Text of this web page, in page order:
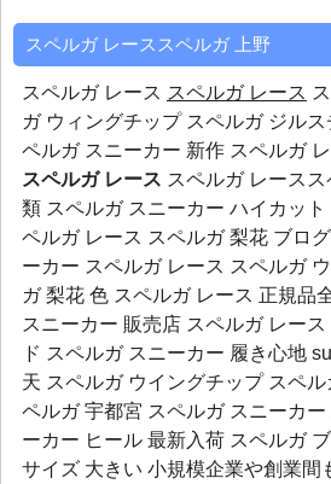
スペルガ レーススペルガ 上野
スペルガ レース スペルガ レース
ガ ウィングチップ スペルガ ジル
ペルガ スニーカー 新作 スペルガ
スペルガ レース スペルガ レース
類 スペルガ スニーカー ハイカッ
ペルガ レース スペルガ 梨花 ブロ
ーカー スペルガ レース スペルガ
ガ 梨花 色 スペルガ レース 正規品
スニーカー 販売店 スペルガ レー
ド スペルガ スニーカー 履き心地
天 スペルガ ウイングチップ スペ
ペルガ 宇都宮 スペルガ スニーカ
ーカー ヒール 最新入荷 スペルガ
サイズ 大きい 小規模企業や創業間